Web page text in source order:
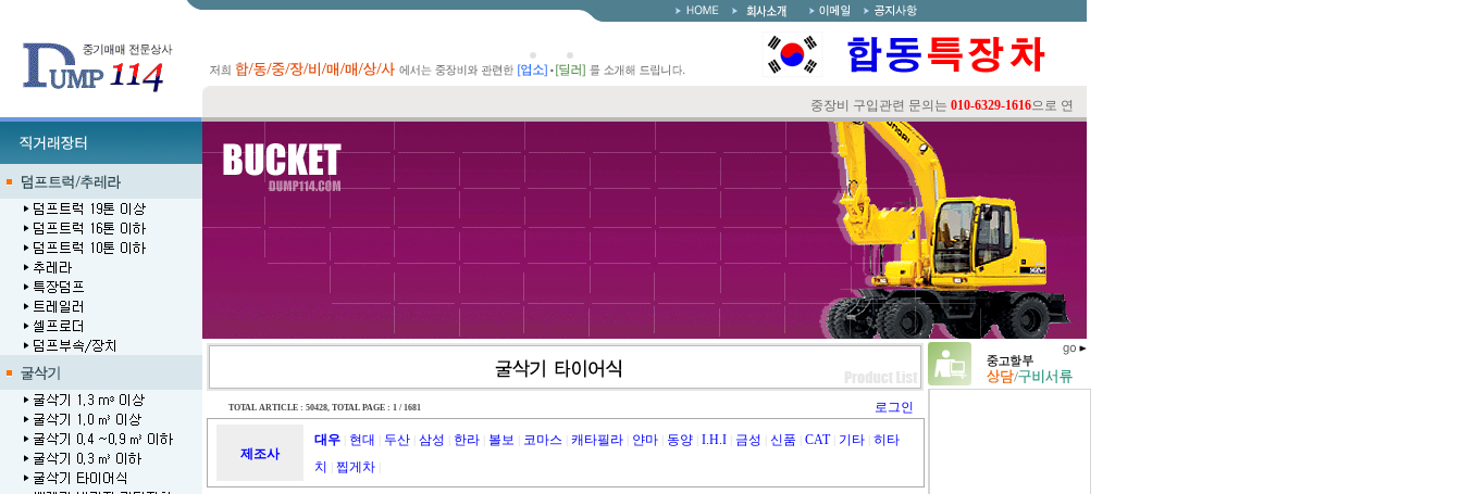
중장비 구입관련 문의는010-6329-1616으로 연락주시면 신속하게 처리하여 드리겠습니다. 항상 좋은제품으로 고객
TOTAL ARTICLE : 50428, TOTAL PAGE : 1 / 1681 로그인
제조사
대우 현대 두산 삼성 한라 볼보 코마스 캐타필라 얀마 동양 I.H.I 금성 신품 CAT 기타
히타
치
찝게차